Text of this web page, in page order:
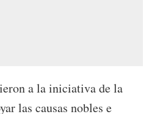
a la iniciativa de la
las causas nobles e